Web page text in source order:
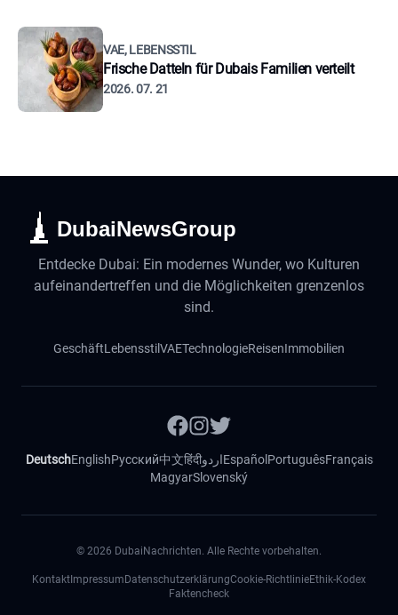
VAE, LEBENSSTIL
Frische Datteln für Dubais Familien verteilt
2026. 07. 21
DubaiNewsGroup
Entdecke Dubai: Ein modernes Wunder, wo Kulturen
aufeinandertreffen und die Möglichkeiten grenzenlos
sind.
GeschäftLebensstilVAETechnologieReisenImmobilien
DeutschEnglishРусский中文हिंदीاردوEspañol PortuguêsFrançais
MagyarSlovenský
© 2026 DubaiNachrichten. Alle Rechte vorbehalten.
Kontakt Impressum DatenschutzerklärungCookie-RichtlinieEthik-Kodex
Faktencheck